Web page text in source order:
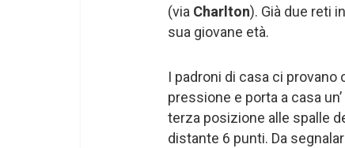
(via Charlton). Già due reti
sua giovane età.
I padroni di casa ci provano
pressione e porta a casa
terza posizione alle spalle
distante 6 punti. Da